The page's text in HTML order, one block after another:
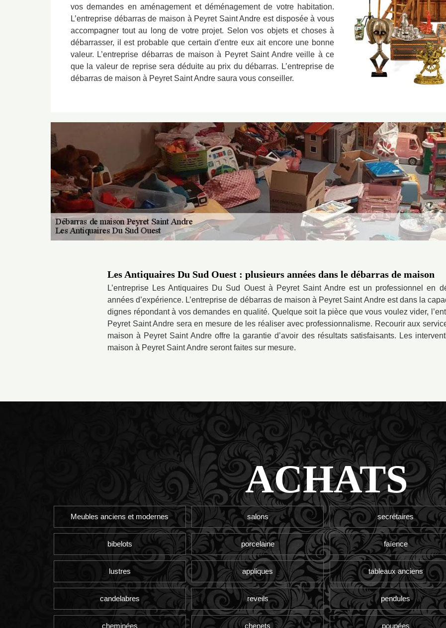
vos demandes en aménagement et déménagement de votre habitation.
L’entreprise débarras de maison à Peyret Saint Andre est disposée à vous
accompagner tout au long de votre projet. Selon vos objets et choses à
débarrasser, il est probable que certain d'entre eux ait encore une bonne
valeur. L’entreprise débarras de maison à Peyret Saint Andre veille à ce
que la valeur de reprise sera déduite au prix du débarras. L’entreprise de
débarras de maison à Peyret Saint Andre saura vous conseiller.
Les Antiquaires Du Sud Ouest : plusieurs années dans le débarras de maison
L’entreprise Les Antiquaires Du Sud Ouest à Peyret Saint Andre est un professionnel en
années d’expérience. L’entreprise de débarras de maison à Peyret Saint Andre est dans la
dignes répondant à vos demandes en qualité. Quelque soit la pièce que vous voulez vider,
Peyret Saint Andre sera en mesure de les réaliser avec professionnalisme. Recourir aux
maison à Peyret Saint Andre offre la garantie d’avoir des résultats satisfaisants. Les
maison à Peyret Saint Andre seront faites sur mesure.
ACHATS
Meubles anciens et modernes salons secrétaires
bibelots porcelaine faïence
lustres appliques tableaux anciens
candelabres reveils pendules
cheminées chenets poupées